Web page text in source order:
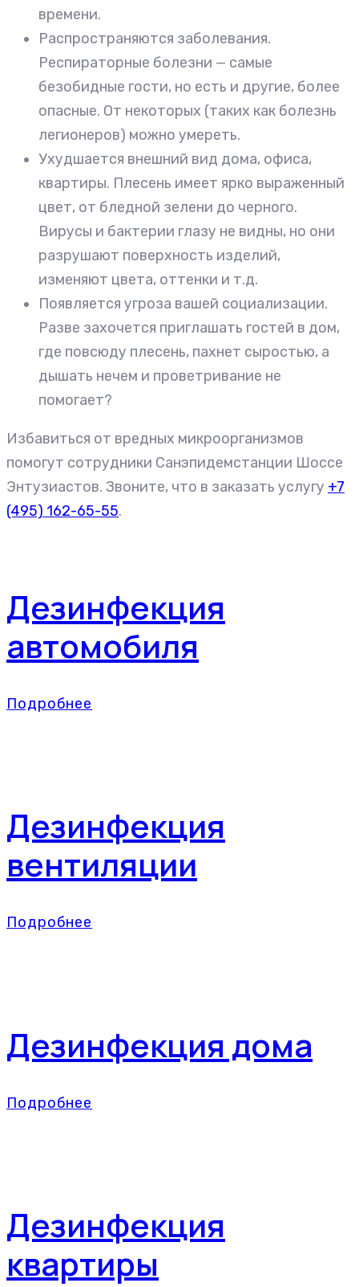
времени.
Распространяются заболевания.
Респираторные болезни — самые
безобидные гости, но есть и другие, более
опасные. От некоторых (таких как болезнь
легионеров) можно умереть.
Ухудшается внешний вид дома, офиса,
квартиры. Плесень имеет ярко выраженный
цвет, от бледной зелени до черного.
Вирусы и бактерии глазу не видны, но они
разрушают поверхность изделий,
изменяют цвета, оттенки и т.д.
Появляется угроза вашей социализации.
Разве захочется приглашать гостей в дом,
где повсюду плесень, пахнет сыростью, а
дышать нечем и проветривание не
помогает?
Избавиться от вредных микроорганизмов
помогут сотрудники Санэпидемстанции Шоссе
Энтузиастов. Звоните, что в заказать услугу +7
(495) 162-65-55.
Дезинфекция
автомобиля
Подробнее
Дезинфекция
вентиляции
Подробнее
Дезинфекция дома
Подробнее
Дезинфекция
квартиры